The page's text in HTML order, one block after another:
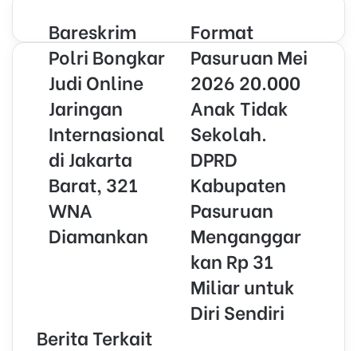
o Bareskrim
Polri Bongkar
Judi Online
Jaringan
Internasional
di Jakarta
Barat, 321
WNA
Diamankan
Format
Pasuruan Mei
2026 20.000
Anak Tidak
Sekolah.
DPRD
Kabupaten
Pasuruan
Menganggar
kan Rp 31
Miliar untuk
Diri Sendiri
Berita Terkait